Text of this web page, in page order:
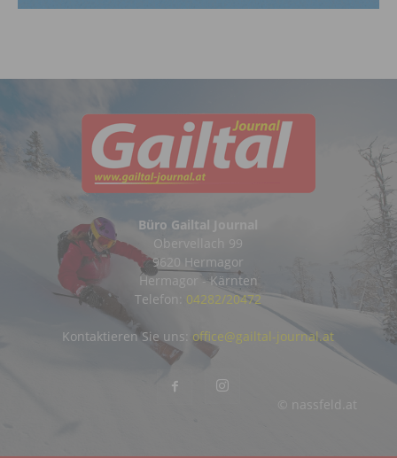
Büro Gailtal Journal
Obervellach 99
9620 Hermagor
Hermagor - Kärnten
Telefon: 04282/20472
© nassfeld.at
Kontaktieren Sie uns: office@gailtal-journal.at